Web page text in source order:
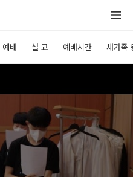
예배 설 교 예배시간 새가족